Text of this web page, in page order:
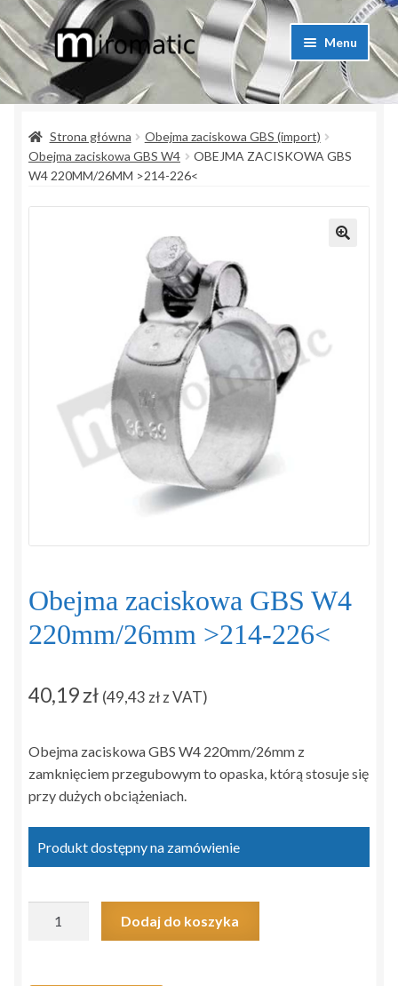
Przejdź
do
nawigacji
Przejdź
do
treści
Menu
Strona główna
Blog przemysłowy
Kontakt
Polityka prywatności
Regulamin
Sposoby płatności i dostawy
Zwroty i reklamacje
Strona główna
Obejma zaciskowa GBS (import)
Obejma zaciskowa GBS W4
OBEJMA ZACISKOWA GBS
W4 220MM/26MM >214-226<
Obejma zaciskowa GBS W4
220mm/26mm >214-226<
40,19zł (49,43złz VAT)
Obejma zaciskowa GBS W4 220mm/26mm z
zamknięciem przegubowym to opaska, którą stosuje się
przy dużych obciążeniach.
Produkt dostępny na zamówienie
Dodaj do koszyka